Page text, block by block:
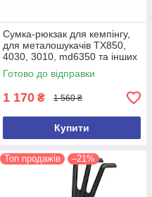
Сумка-рюкзак для кемпінгу,
для металошукачів TX850,
4030, 3010, md6350 та інших
(ємність 100 л)
Готово до відправки
1 170 ₴ 1 560 ₴
Купити
Топ продажів –21%